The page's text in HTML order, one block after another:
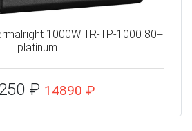
1000W TR-TP-1000 80+
platinum
₽ 14890 ₽